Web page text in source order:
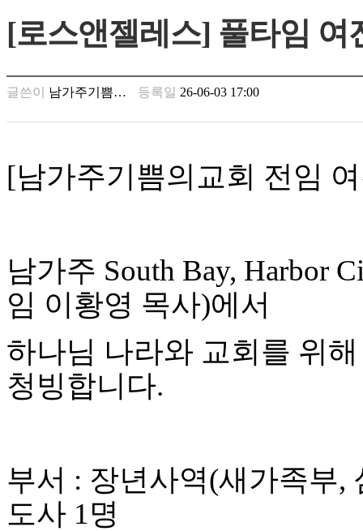
남
찾
은
꼴
크
주
체
출
장
안
러
브
약
국
우
즐
비
[로스앤젤레스] 풀타임 여
글쓴이 남가주기쁨… 등록일 26-06-03 17:00
[남가주기쁨의교회 전임
남가주 South Bay, Harbor
임 이황영 목사)에서
하나님 나라와 교회를 위
청빙합니다.
부서 : 장년사역(새가족부,
도사 1명